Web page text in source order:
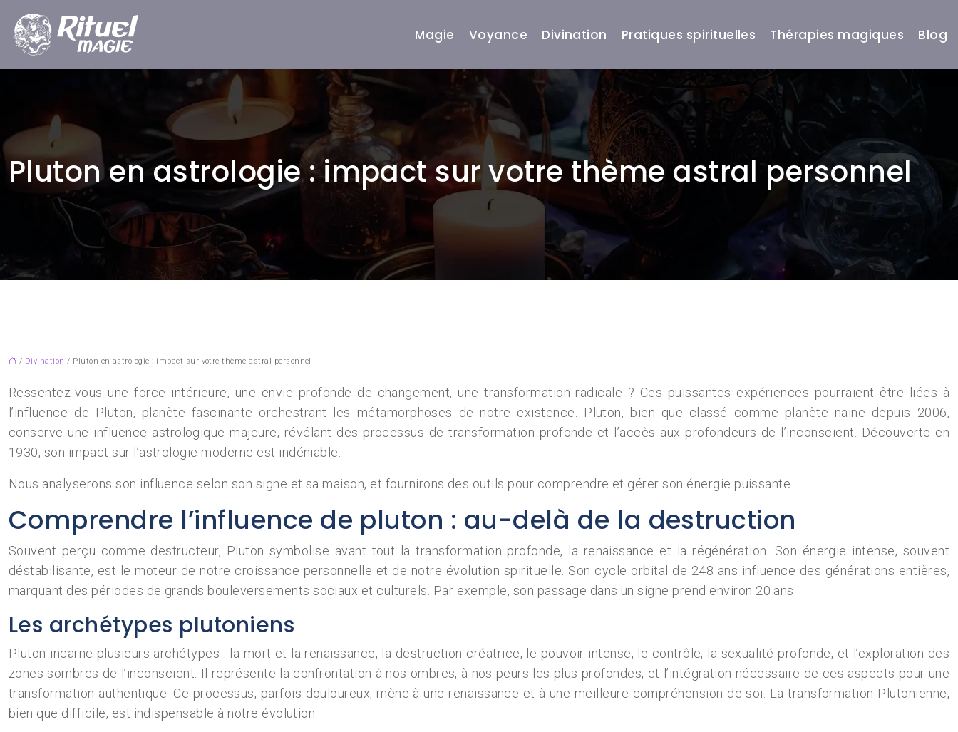
Magie Voyance Divination Pratiques spirituelles Thérapies magiques Blog
Pluton en astrologie : impact sur votre thème astral personnel
/ Divination / Pluton en astrologie : impact sur votre thème astral personnel
Ressentez-vous une force intérieure, une envie profonde de changement, une transformation radicale ? Ces puissantes expériences pourraient être liées à
l’influence de Pluton, planète fascinante orchestrant les métamorphoses de notre existence. Pluton, bien que classé comme planète naine depuis 2006,
conserve une influence astrologique majeure, révélant des processus de transformation profonde et l’accès aux profondeurs de l’inconscient. Découverte en
1930, son impact sur l’astrologie moderne est indéniable.
Nous analyserons son influence selon son signe et sa maison, et fournirons des outils pour comprendre et gérer son énergie puissante.
Comprendre l’influence de pluton : au-delà de la destruction
Souvent perçu comme destructeur, Pluton symbolise avant tout la transformation profonde, la renaissance et la régénération. Son énergie intense, souvent
déstabilisante, est le moteur de notre croissance personnelle et de notre évolution spirituelle. Son cycle orbital de 248 ans influence des générations entières,
marquant des périodes de grands bouleversements sociaux et culturels. Par exemple, son passage dans un signe prend environ 20 ans.
Les archétypes plutoniens
Pluton incarne plusieurs archétypes : la mort et la renaissance, la destruction créatrice, le pouvoir intense, le contrôle, la sexualité profonde, et l’exploration des
zones sombres de l’inconscient. Il représente la confrontation à nos ombres, à nos peurs les plus profondes, et l’intégration nécessaire de ces aspects pour une
transformation authentique. Ce processus, parfois douloureux, mène à une renaissance et à une meilleure compréhension de soi. La transformation Plutonienne,
bien que difficile, est indispensable à notre évolution.